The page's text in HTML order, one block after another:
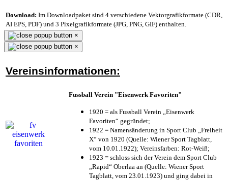
Download: Im Downloadpaket sind 4 verschiedene Vektorgrafikformate (CDR,
AI EPS, PDF) und 3 Pixelgrafikformate (JPG, PNG, GIF) enthalten.
×
×
Vereinsinformationen:
Fussball Verein "Eisenwerk Favoriten"
1920 = als Fussball Verein „Eisenwerk
Favoriten“ gegründet;
1922 = Namensänderung in Sport Club „Freiheit
X“ von 1920 (Quelle: Wiener Sport Tagblatt,
vom 10.01.1922); Vereinsfarben: Rot-Weiß;
1923 = schloss sich der Verein dem Sport Club
„Rapid“ Oberlaa an (Quelle: Wiener Sport
Tagblatt, vom 23.01.1923) und ging dabei in